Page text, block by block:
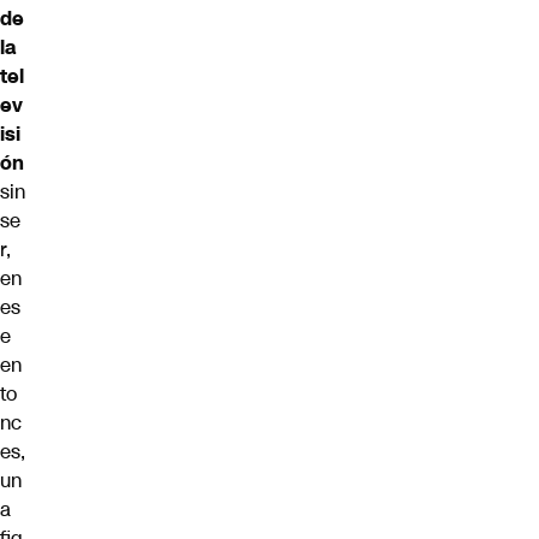
de
la
tel
ev
isi
ón
sin
se
r,
en
es
e
en
to
nc
es,
un
a